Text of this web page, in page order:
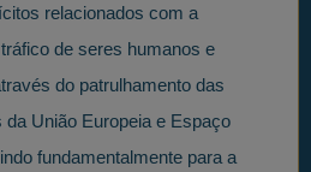
relacionados com a
de seres humanos e
do patrulhamento das
União Europeia e Espaço
fundamentalmente para a